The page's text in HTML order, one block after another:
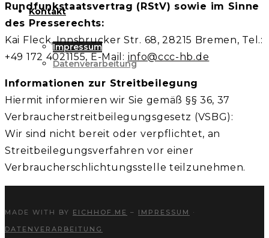
Kontakt
Impressum
Datenverarbeitung
Rundfunkstaatsvertrag (RStV) sowie im Sinne
des Presserechts:
Kai Fleck, Innsbrucker Str. 68, 28215 Bremen, Tel.:
+49 172 4021155, E-Mail: info@ccc-hb.de
Informationen zur Streitbeilegung
Hiermit informieren wir Sie gemäß §§ 36, 37
Verbraucherstreitbeilegungsgesetz (VSBG):
Wir sind nicht bereit oder verpflichtet, an
Streitbeilegungsverfahren vor einer
Verbraucherschlichtungsstelle teilzunehmen.
MADE WITH BY EICHHOF.ME – IMPRESSUM
·
DATENVERARBEITUNG